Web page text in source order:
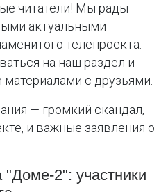
читатели! Мы рады
актуальными
телепроекта.
на наш раздел и
с друзьями.
— громкий скандал,
и важные заявления о
2": участники